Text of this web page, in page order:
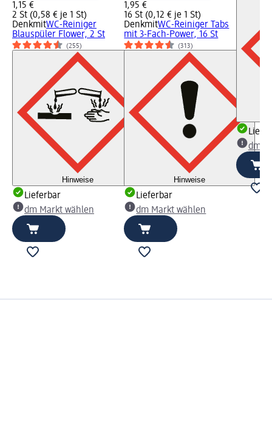
1,15 €
2 St (0,58 € je 1 St)
DenkmitWC-Reiniger
Blauspüler Flower, 2 St
(255)
Hinweise
Lieferbar
dm Markt wählen
1,95 €
16 St (0,12 € je 1 St)
DenkmitWC-Reiniger Tabs
mit 3-Fach-Power, 16 St
(313)
Hinweise
Lieferbar
dm Markt wählen
dm